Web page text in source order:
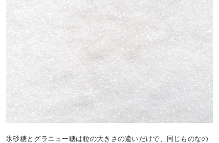
氷砂糖とグラニュー糖は粒の大きさの違いだけで、同じものなの